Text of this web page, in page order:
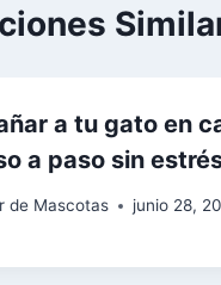
a tu gato en
a paso sin
de Mascotas junio 28,